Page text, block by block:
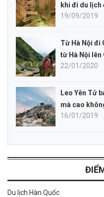
khi đi du lịch
19/09/2019
Từ Hà Nội đi
từ Hà Nội lên
22/01/2020
Leo Yên Tử
mà cao
16/01/2019
Du lịch Hàn Quốc